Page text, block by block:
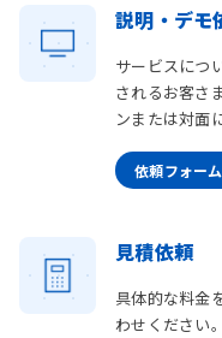
説明・デモ
サービスにつ
されるお客さ
ンまたは対面
依頼フォー
見積依頼
具体的な料金
わせください